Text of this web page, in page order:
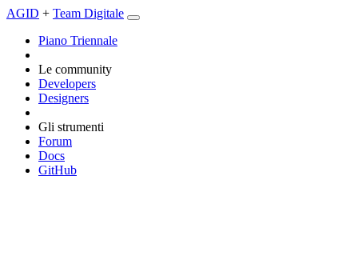
AGID + Team Digitale
Piano Triennale
Le community
Developers
Designers
Gli strumenti
Forum
Docs
GitHub